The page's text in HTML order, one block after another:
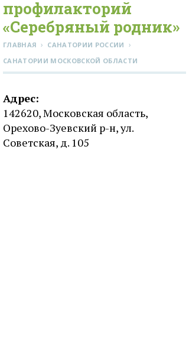
профилакторий
«Серебряный родник»
ГЛАВНАЯ › САНАТОРИИ РОССИИ ›
CАНАТОРИИ МОСКОВСКОЙ ОБЛАСТИ
Адрес:
142620, Московская область,
Орехово-Зуевский р-н, ул.
Советская, д. 105